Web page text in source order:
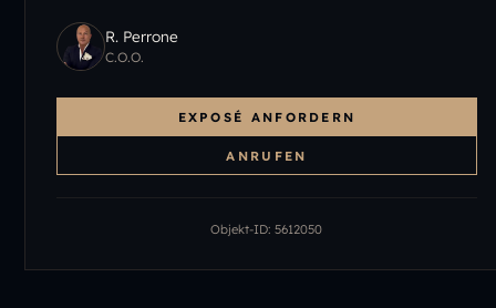
R. Perrone
C.O.O.
EXPOSÉ ANFORDERN
ANRUFEN
Objekt-ID:5612050